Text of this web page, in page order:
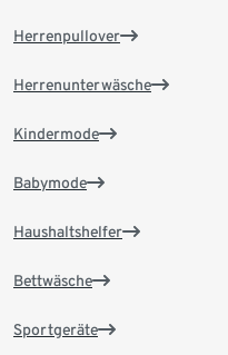
Herrenpullover
Herrenunterwäsche
Kindermode
Babymode
Haushaltshelfer
Bettwäsche
Sportgeräte